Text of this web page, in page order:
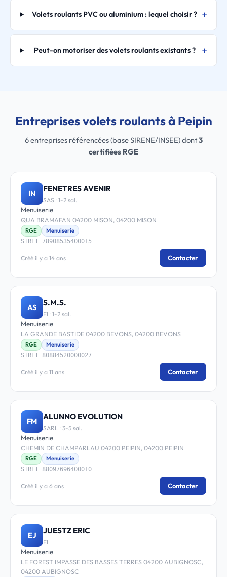
Volets roulants PVC ou aluminium : lequel choisir ?
Peut-on motoriser des volets roulants existants ?
Entreprises volets roulants à Peipin
6 entreprises référencées (base SIRENE/INSEE) dont3
certifiées RGE
IN FENETRES AVENIR
SAS · 1-2 sal.
Menuiserie
QUA BRAMAFAN 04200 MISON, 04200 MISON
RGE
Menuiserie
SIRET 78908535400015
Créé il y a 14 ans Contacter
AS S.M.S.
EI · 1-2 sal.
Menuiserie
LA GRANDE BASTIDE 04200 BEVONS, 04200 BEVONS
RGE
Menuiserie
SIRET 80884520000027
Créé il y a 11 ans Contacter
FM ALUNNO EVOLUTION
SARL · 3-5 sal.
Menuiserie
CHEMIN DE CHAMPARLAU 04200 PEIPIN, 04200 PEIPIN
RGE
Menuiserie
SIRET 88097696400010
Créé il y a 6 ans Contacter
EJ JUESTZ ERIC
EI
Menuiserie
LE FOREST IMPASSE DES BASSES TERRES 04200 AUBIGNOSC,
04200 AUBIGNOSC